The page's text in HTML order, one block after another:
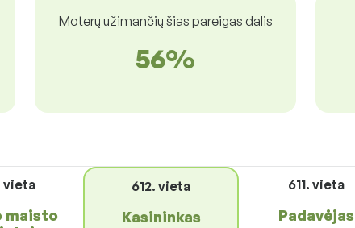
Moterų užimančių šias pareigas dalis
56%
vieta
maisto
612. vieta
Kasininkas
611. vieta
Padavėjas